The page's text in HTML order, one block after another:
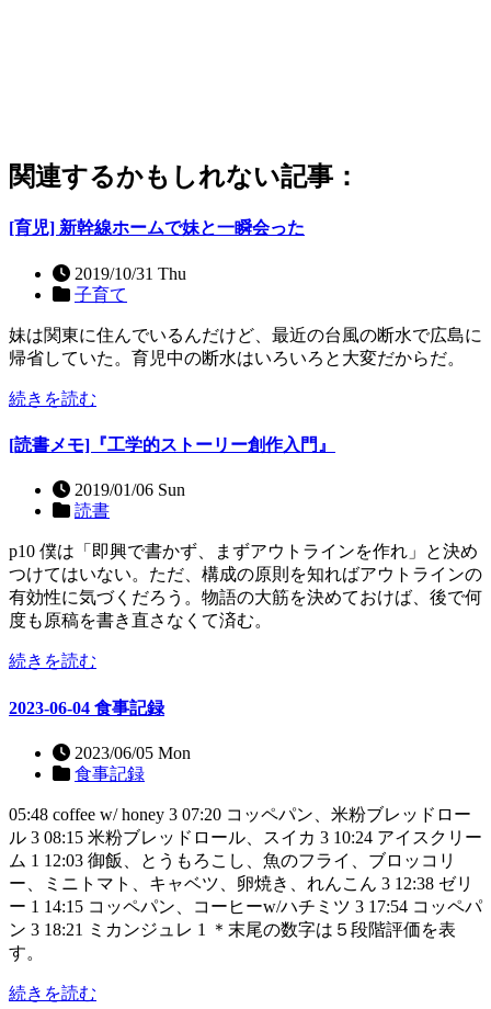
関連するかもしれない記事：
[育児] 新幹線ホームで妹と一瞬会った
2019/10/31 Thu
子育て
妹は関東に住んでいるんだけど、最近の台風の断水で広島に
帰省していた。育児中の断水はいろいろと大変だからだ。
続きを読む
[読書メモ]『工学的ストーリー創作入門』
2019/01/06 Sun
読書
p10 僕は「即興で書かず、まずアウトラインを作れ」と決め
つけてはいない。ただ、構成の原則を知ればアウトラインの
有効性に気づくだろう。物語の大筋を決めておけば、後で何
度も原稿を書き直さなくて済む。
続きを読む
2023-06-04 食事記録
2023/06/05 Mon
食事記録
05:48 coffee w/ honey 3 07:20 コッペパン、米粉ブレッドロー
ル 3 08:15 米粉ブレッドロール、スイカ 3 10:24 アイスクリー
ム 1 12:03 御飯、とうもろこし、魚のフライ、ブロッコリ
ー、ミニトマト、キャベツ、卵焼き、れんこん 3 12:38 ゼリ
ー 1 14:15 コッペパン、コーヒーw/ハチミツ 3 17:54 コッペパ
ン 3 18:21 ミカンジュレ 1 ＊末尾の数字は５段階評価を表
す。
続きを読む